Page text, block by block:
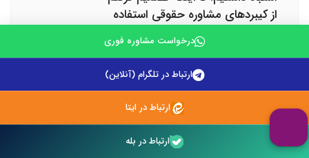
از کیبردهای مشاوره حقوقی استفاده
کنم و مدارک پرونده‌ام را به صورت
آنلاین بفرستم. تجربه مشاوره با وکیل
آن‌هم به صورت آنلاین، دقیقاً همان
چیزی بود که ذهنم را آرام کرد. در
نهایت با راهنمایی دقیق و تحلیل
کامل دکتر هادی توکلی و تیم حرفه‌ای
ایشان، توانستم درک بهتری از نقاط
قوت و ضعف پرونده‌ام پیدا کنم و در
درخواست مشاوره فوری
ارتباط در تلگرام (آنلاین)
ارتباط در ایتا
ارتباط در بله